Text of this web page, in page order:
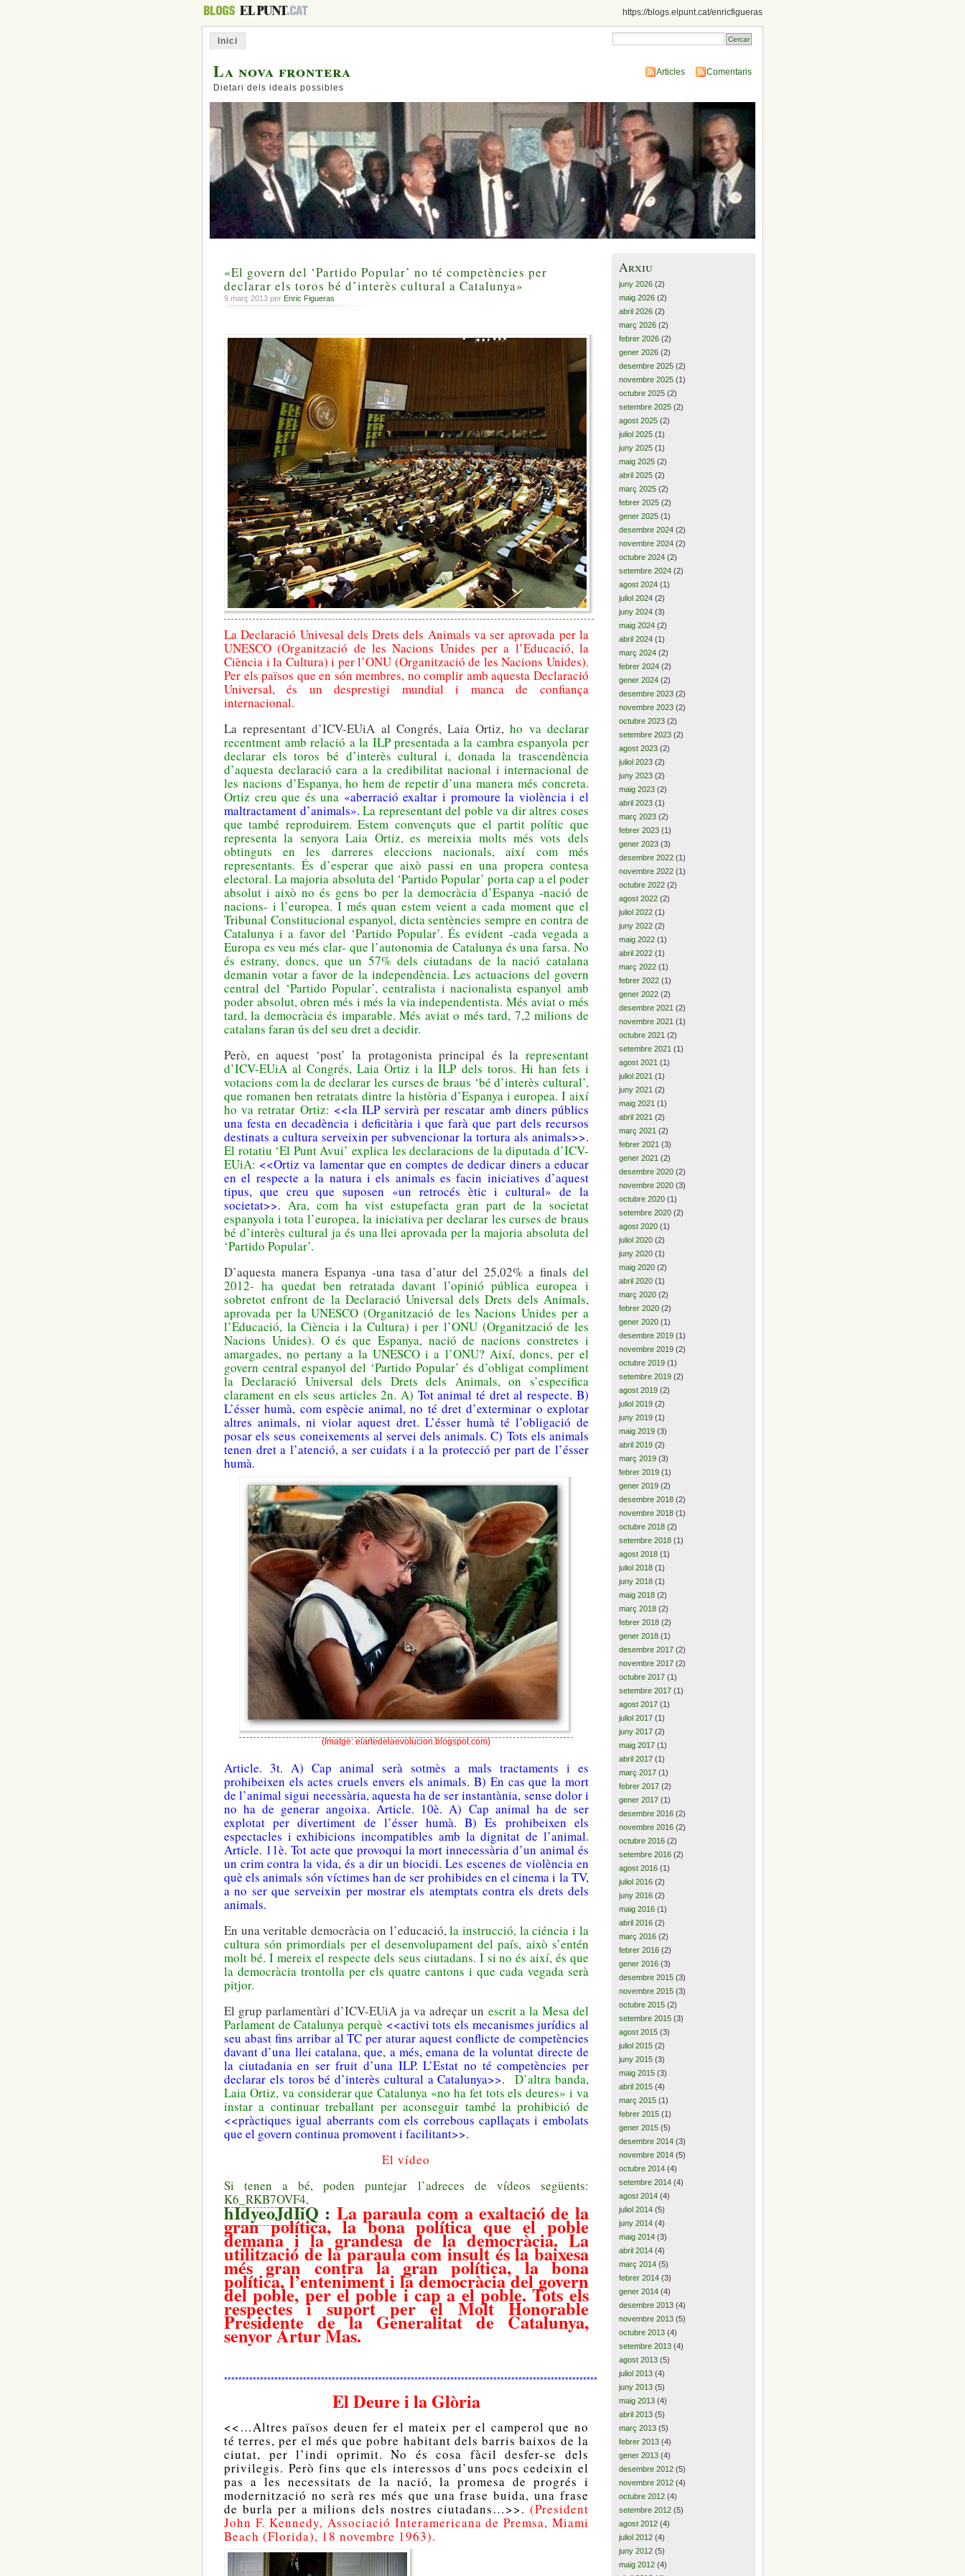
https://blogs.elpunt.cat/enricfigueras
Inici
La nova frontera
Dietari dels ideals possibles
Articles Comentaris
«El govern del ‘Partido Popular’ no té competències per
declarar els toros bé d’interès cultural a Catalunya»
9 març 2013 per Enric Figueras
La Declaració Univesal dels Drets dels Animals va ser aprovada per la
UNESCO (Organització de les Nacions Unides per a l’Educació, la
Ciència i la Cultura) i per l’ONU (Organització de les Nacions Unides).
Per els països que en són membres, no complir amb aquesta Declaració
Universal, és un desprestigi mundial i manca de confiança
internacional.
La representant d’ICV-EUiA al Congrés, Laia Ortiz,ho va declarar
recentment amb relació a la ILP presentada a la cambra espanyola per
declarar els toros bé d’interès cultural i, donada la trascendència
d’aquesta declaració cara a la credibilitat nacional i internacional de
les nacions d’Espanya, ho hem de repetir d’una manera més concreta.
Ortiz creu que és una «aberració exaltar i promoure la violència i el
maltractament d’animals».La representant del poble va dir altres coses
que també reproduirem. Estem convençuts que el partit polític que
representa la senyora Laia Ortiz, es mereixia molts més vots dels
obtinguts en les darreres eleccions nacionals, així com més
representants. És d’esperar que això passi en una propera contesa
electoral. La majoria absoluta del ‘Partido Popular’ porta cap a el poder
absolut i això no és gens bo per la democràcia d’Espanya -nació de
nacions- i l’europea. I més quan estem veient a cada moment que el
Tribunal Constitucional espanyol, dicta sentències sempre en contra de
Catalunya i a favor del ‘Partido Popular’. És evident -cada vegada a
Europa es veu més clar- que l’autonomia de Catalunya és una farsa. No
és estrany, doncs, que un 57% dels ciutadans de la nació catalana
demanin votar a favor de la independència. Les actuacions del govern
central del ‘Partido Popular’, centralista i nacionalista espanyol amb
poder absolut, obren més i més la via independentista. Més aviat o més
tard, la democràcia és imparable. Més aviat o més tard, 7,2 milions de
catalans faran ús del seu dret a decidir.
Però, en aquest ‘post’ la protagonista principal és la representant
d’ICV-EUiA al Congrés, Laia Ortiz i la ILP dels toros. Hi han fets i
votacions com la de declarar les curses de braus ‘bé d’interès cultural’,
que romanen ben retratats dintre la història d’Espanya i europea. I així
ho va retratar Ortiz: <<la ILP servirà per rescatar amb diners públics
una festa en decadència i deficitària i que farà que part dels recursos
destinats a cultura serveixin per subvencionar la tortura als animals>>.
El rotatiu ‘El Punt Avui’ explica les declaracions de la diputada d’ICV-
EUiA: <<Ortiz va lamentar que en comptes de dedicar diners a educar
en el respecte a la natura i els animals es facin iniciatives d’aquest
tipus, que creu que suposen «un retrocés ètic i cultural» de la
societat>>. Ara, com ha vist estupefacta gran part de la societat
espanyola i tota l’europea, la iniciativa per declarar les curses de braus
bé d’interès cultural ja és una llei aprovada per la majoria absoluta del
‘Partido Popular’.
D’aquesta manera Espanya -una tasa d’atur del 25,02% a finals del
2012- ha quedat ben retratada davant l’opinió pública europea i
sobretot enfront de la Declaració Universal dels Drets dels Animals,
aprovada per la UNESCO (Organització de les Nacions Unides per a
l’Educació, la Ciència i la Cultura) i per l’ONU (Organització de les
Nacions Unides). O és que Espanya, nació de nacions constretes i
amargades, no pertany a la UNESCO i a l’ONU? Així, doncs, per el
govern central espanyol del ‘Partido Popular’ és d’obligat compliment
la Declaració Universal dels Drets dels Animals, on s’especifica
clarament en els seus articles 2n. A) Tot animal té dret al respecte. B)
L’ésser humà, com espècie animal, no té dret d’exterminar o explotar
altres animals, ni violar aquest dret. L’ésser humà té l’obligació de
posar els seus coneixements al servei dels animals. C) Tots els animals
tenen dret a l’atenció, a ser cuidats i a la protecció per part de l’ésser
humà.
(Imatge: elartedelaevolucion.blogspot.com)
Article. 3t. A) Cap animal serà sotmès a mals tractaments i es
prohibeixen els actes cruels envers els animals. B) En cas que la mort
de l’animal sigui necessària, aquesta ha de ser instantània, sense dolor i
no ha de generar angoixa. Article. 10è. A) Cap animal ha de ser
explotat per divertiment de l’ésser humà. B) Es prohibeixen els
espectacles i exhibicions incompatibles amb la dignitat de l’animal.
Article. 11è. Tot acte que provoqui la mort innecessària d’un animal és
un crim contra la vida, és a dir un biocidi. Les escenes de violència en
què els animals són víctimes han de ser prohibides en el cinema i la TV,
a no ser que serveixin per mostrar els atemptats contra els drets dels
animals.
En una veritable democràcia on l’educació,la instrucció, la ciéncia i la
cultura són primordials per el desenvolupament del país, això s’entén
molt bé. I mereix el respecte dels seus ciutadans. I si no és així, és que
la democràcia trontolla per els quatre cantons i que cada vegada serà
pitjor.
El grup parlamentàri d’ICV-EUiA ja va adreçar un escrit a la Mesa del
Parlament de Catalunya perquè <<activi tots els mecanismes jurídics al
seu abast fins arribar al TC per aturar aquest conflicte de competències
davant d’una llei catalana, que, a més, emana de la voluntat directe de
la ciutadania en ser fruit d’una ILP. L’Estat no té competències per
declarar els toros bé d’interès cultural a Catalunya>>.D’altra banda,
Laia Ortiz, va considerar que Catalunya «no ha fet tots els deures» i va
instar a continuar treballant per aconseguir també la prohibició de
<<pràctiques igual aberrants com els correbous capllaçats i embolats
que el govern continua promovent i facilitant>>.
El vídeo
Si tenen a bé, poden puntejar l’adreces de vídeos següents:
K6_RKB7OVF4,
hIdyeoJdIiQ : La paraula com a exaltació de la
gran política, la bona política que el poble
demana i la grandesa de la democràcia. La
utilització de la paraula com insult és la baixesa
més gran contra la gran política, la bona
política, l’enteniment i la democràcia del govern
del poble, per el poble i cap a el poble. Tots els
respectes i suport per el Molt Honorable
Presidente de la Generalitat de Catalunya,
senyor Artur Mas.
***********************************************************************************************************************************************************
El Deure i la Glòria
<<…Altres països deuen fer el mateix per el camperol que no
té terres, per el més que pobre habitant dels barris baixos de la
ciutat, per l’indi oprimit. No és cosa fàcil desfer-se dels
privilegis. Però fins que els interessos d’uns pocs cedeixin el
pas a les necessitats de la nació, la promesa de progrés i
modernització no serà res més que una frase buida, una frase
de burla per a milions dels nostres ciutadans…>>. (President
John F. Kennedy, Associació Interamericana de Premsa, Miami
Beach (Florida), 18 novembre 1963).
Arxiu
juny 2026 (2)
maig 2026 (2)
abril 2026 (2)
març 2026 (2)
febrer 2026 (2)
gener 2026 (2)
desembre 2025 (2)
novembre 2025 (1)
octubre 2025 (2)
setembre 2025 (2)
agost 2025 (2)
juliol 2025 (1)
juny 2025 (1)
maig 2025 (2)
abril 2025 (2)
març 2025 (2)
febrer 2025 (2)
gener 2025 (1)
desembre 2024 (2)
novembre 2024 (2)
octubre 2024 (2)
setembre 2024 (2)
agost 2024 (1)
juliol 2024 (2)
juny 2024 (3)
maig 2024 (2)
abril 2024 (1)
març 2024 (2)
febrer 2024 (2)
gener 2024 (2)
desembre 2023 (2)
novembre 2023 (2)
octubre 2023 (2)
setembre 2023 (2)
agost 2023 (2)
juliol 2023 (2)
juny 2023 (2)
maig 2023 (2)
abril 2023 (1)
març 2023 (2)
febrer 2023 (1)
gener 2023 (3)
desembre 2022 (1)
novembre 2022 (1)
octubre 2022 (2)
agost 2022 (2)
juliol 2022 (1)
juny 2022 (2)
maig 2022 (1)
abril 2022 (1)
març 2022 (1)
febrer 2022 (1)
gener 2022 (2)
desembre 2021 (2)
novembre 2021 (1)
octubre 2021 (2)
setembre 2021 (1)
agost 2021 (1)
juliol 2021 (1)
juny 2021 (2)
maig 2021 (1)
abril 2021 (2)
març 2021 (2)
febrer 2021 (3)
gener 2021 (2)
desembre 2020 (2)
novembre 2020 (3)
octubre 2020 (1)
setembre 2020 (2)
agost 2020 (1)
juliol 2020 (2)
juny 2020 (1)
maig 2020 (2)
abril 2020 (1)
març 2020 (2)
febrer 2020 (2)
gener 2020 (1)
desembre 2019 (1)
novembre 2019 (2)
octubre 2019 (1)
setembre 2019 (2)
agost 2019 (2)
juliol 2019 (2)
juny 2019 (1)
maig 2019 (3)
abril 2019 (2)
març 2019 (3)
febrer 2019 (1)
gener 2019 (2)
desembre 2018 (2)
novembre 2018 (1)
octubre 2018 (2)
setembre 2018 (1)
agost 2018 (1)
juliol 2018 (1)
juny 2018 (1)
maig 2018 (2)
març 2018 (2)
febrer 2018 (2)
gener 2018 (1)
desembre 2017 (2)
novembre 2017 (2)
octubre 2017 (1)
setembre 2017 (1)
agost 2017 (1)
juliol 2017 (1)
juny 2017 (2)
maig 2017 (1)
abril 2017 (1)
març 2017 (1)
febrer 2017 (2)
gener 2017 (1)
desembre 2016 (2)
novembre 2016 (2)
octubre 2016 (2)
setembre 2016 (2)
agost 2016 (1)
juliol 2016 (2)
juny 2016 (2)
maig 2016 (1)
abril 2016 (2)
març 2016 (2)
febrer 2016 (2)
gener 2016 (3)
desembre 2015 (3)
novembre 2015 (3)
octubre 2015 (2)
setembre 2015 (3)
agost 2015 (3)
juliol 2015 (2)
juny 2015 (3)
maig 2015 (3)
abril 2015 (4)
març 2015 (1)
febrer 2015 (1)
gener 2015 (5)
desembre 2014 (3)
novembre 2014 (5)
octubre 2014 (4)
setembre 2014 (4)
agost 2014 (4)
juliol 2014 (5)
juny 2014 (4)
maig 2014 (3)
abril 2014 (4)
març 2014 (5)
febrer 2014 (3)
gener 2014 (4)
desembre 2013 (4)
novembre 2013 (5)
octubre 2013 (4)
setembre 2013 (4)
agost 2013 (5)
juliol 2013 (4)
juny 2013 (5)
maig 2013 (4)
abril 2013 (5)
març 2013 (5)
febrer 2013 (4)
gener 2013 (4)
desembre 2012 (5)
novembre 2012 (4)
octubre 2012 (4)
setembre 2012 (5)
agost 2012 (4)
juliol 2012 (4)
juny 2012 (5)
maig 2012 (4)